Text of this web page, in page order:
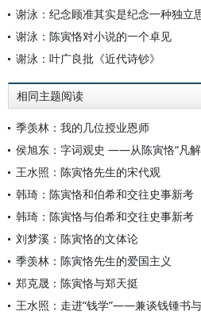
谢泳：纪念顾准其实是纪念一种独立
谢泳：陈寅恪对小说的一个卓见
谢泳：叶广良批《近代诗钞》
相同主题阅读
季羡林：我的几位授业恩师
侯旭东：字词观史 ——从陈寅恪“凡
王水照：陈寅恪先生的宋代观
韩琦：陈寅恪和伯希和交往史事新考
韩琦：陈寅恪与伯希和交往史事新考
刘梦溪：陈寅恪的文体论
季羡林：陈寅恪先生的爱国主义
郑克晟：陈寅恪与郑天挺
王水照：走进“钱学”——兼谈钱锺书